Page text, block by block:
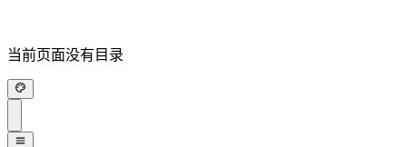
当前页面没有目录